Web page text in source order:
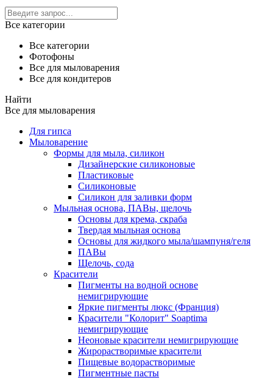
Все категории
Все категории
Фотофоны
Все для мыловарения
Все для кондитеров
Найти
Все для мыловарения
Для гипса
Мыловарение
Формы для мыла, силикон
Дизайнерские силиконовые
Пластиковые
Силиконовые
Силикон для заливки форм
Мыльная основа, ПАВы, щелочь
Основы для крема, скраба
Твердая мыльная основа
Основы для жидкого мыла/шампуня/геля
ПАВы
Щелочь, сода
Красители
Пигменты на водной основе
немигрирующие
Яркие пигменты люкс (Франция)
Красители "Колорит" Soaptima
немигрирующие
Неоновые красители немигрирующие
Жирорастворимые красители
Пищевые водорастворимые
Пигментные пасты